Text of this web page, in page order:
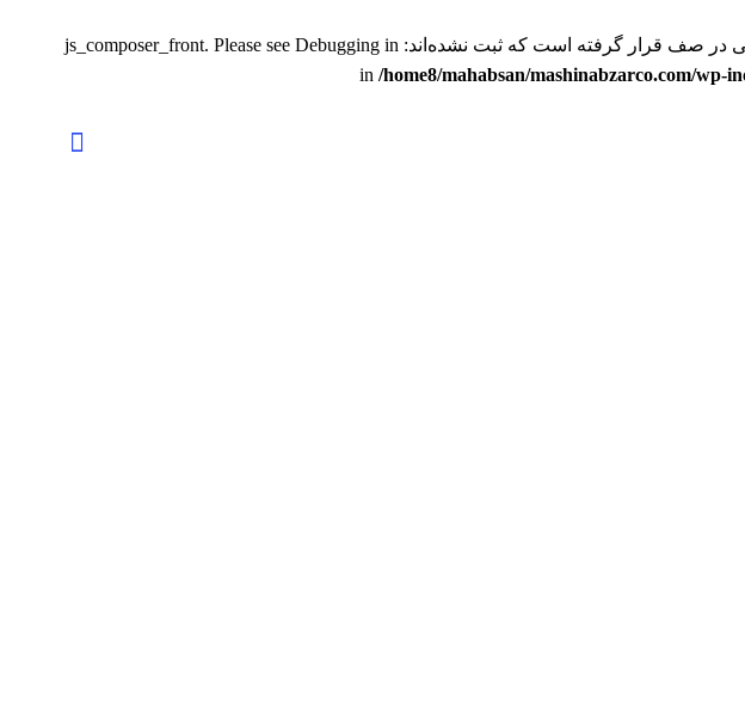
Debugging in
/home8/mahabsan/mashinabzarco.com/wp-